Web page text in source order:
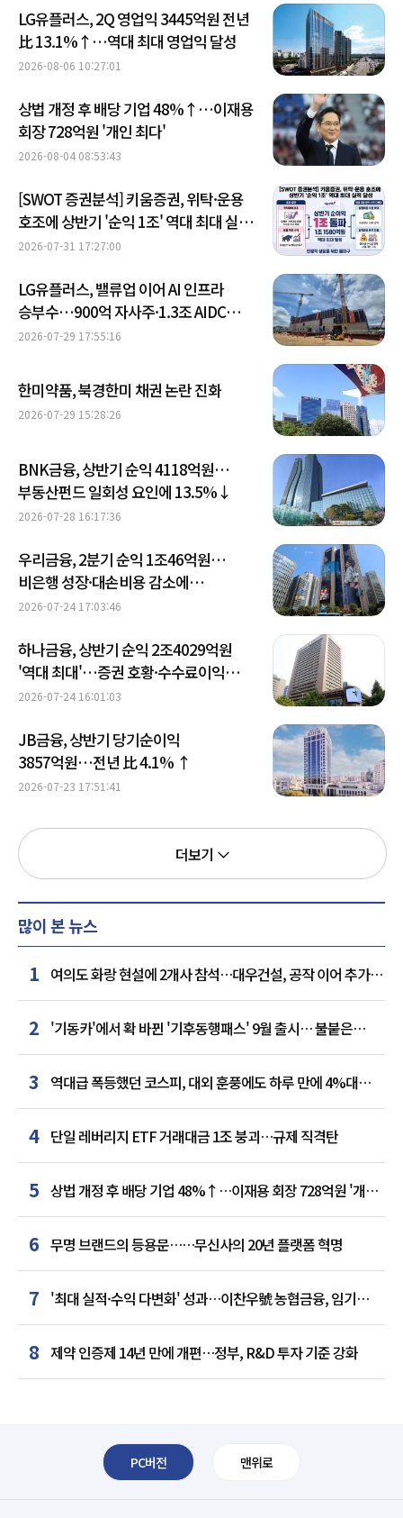
LG유플러스, 2Q 영업익 3445억원 전년
比 13.1%↑…역대 최대 영업익 달성
2026-08-06 10:27:01
상법 개정 후 배당 기업 48%↑…이재용
회장 728억원 '개인 최다'
2026-08-04 08:53:43
[SWOT 증권분석] 키움증권, 위탁·운용
호조에 상반기 '순익 1조' 역대 최대 실적
달성
2026-07-31 17:27:00
LG유플러스, 밸류업 이어 AI 인프라
승부수…900억 자사주·1.3조 AIDC
투자 병행
2026-07-29 17:55:16
한미약품, 북경한미 채권 논란 진화
2026-07-29 15:28:26
BNK금융, 상반기 순익 4118억원…
부동산펀드 일회성 요인에 13.5%↓
2026-07-28 16:17:36
우리금융, 2분기 순익 1조46억원…
비은행 성장·대손비용 감소에
'턴어라운드'
2026-07-24 17:03:46
하나금융, 상반기 순익 2조4029억원
'역대 최대'…증권 호황·수수료이익
확대
2026-07-24 16:01:03
JB금융, 상반기 당기순이익
3857억원…전년 比 4.1% ↑
2026-07-23 17:51:41
더보기
많이 본 뉴스
1 여의도 화랑 현설에 2개사 참석…대우건설, 공작 이어 추가
거점 확보하나
2 '기동카'에서 확 바뀐 '기후동행패스' 9월 출시… 불붙은
카드사 경쟁
3
역대급 폭등했던 코스피, 대외 훈풍에도 하루 만에 4%대
급락
4 단일 레버리지 ETF 거래대금 1조 붕괴…규제 직격탄
5 상법 개정 후 배당 기업 48%↑…이재용 회장 728억원 '개인
최다'
6 무명 브랜드의 등용문……무신사의 20년 플랫폼 혁명
7 '최대 실적·수익 다변화' 성과…이찬우號 농협금융, 임기
말년 성장 박차
8 제약 인증제 14년 만에 개편…정부, R&D 투자 기준 강화
PC버전 맨위로